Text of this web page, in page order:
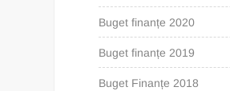
Buget finanțe 2020
Buget finanțe 2019
Buget Finanțe 2018